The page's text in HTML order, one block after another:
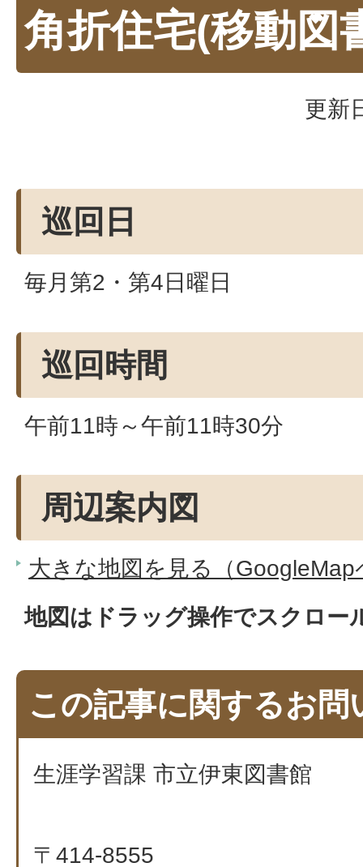
角折住宅(移動図
更新
巡回日
毎月第2・第4日曜日
巡回時間
午前11時～午前11時30分
周辺案内図
大きな地図を見る（GoogleMap
地図はドラッグ操作でスクロー
この記事に関するお問
生涯学習課 市立伊東図書館
〒414-8555